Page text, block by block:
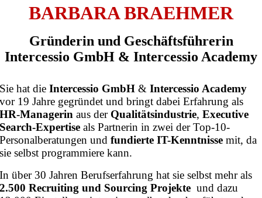
BARBARA BRAEHMER
Gründerin und Geschäftsführerin
Intercessio GmbH & Intercessio Academy
Sie hat dieIntercessio GmbH& Intercessio Academy
vor 19 Jahre gegründet und bringt dabei Erfahrung als
HR-Managerinaus derQualitätsindustrie,Executive
Search-Expertise als Partnerin in zwei der Top-10-
Personalberatungen undfundierte IT-Kenntnisse mit, da
sie selbst programmiere kann.
In über 30 Jahren Berufserfahrung hat sie selbst mehr als
2.500 Recruiting und Sourcing Projekte und dazu